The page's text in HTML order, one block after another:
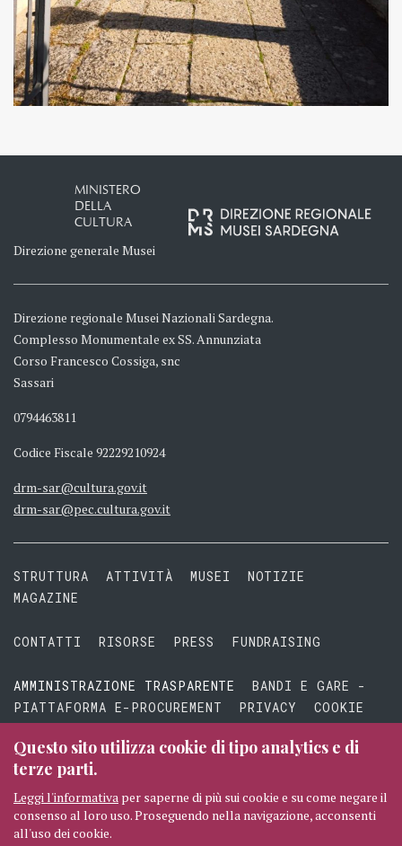
MINISTERO
DELLA
CULTURA
Direzione generale Musei
Direzione regionale Musei Nazionali Sardegna.
Complesso Monumentale ex SS. Annunziata
Corso Francesco Cossiga, snc
Sassari
0794463811
Codice Fiscale 92229210924
drm-sar@cultura.gov.it
drm-sar@pec.cultura.gov.it
STRUTTURA ATTIVITÀ MUSEI
NOTIZIE
MAGAZINE
CONTATTI RISORSE PRESS FUNDRAISING
AMMINISTRAZIONE TRASPARENTE
BANDI E GARE -
PIATTAFORMA E-PROCUREMENT
PRIVACY
COOKIE
© 2026 MIBAC TUTTI I DIRITTI RISERVATI CREDITI
Questo sito utilizza cookie di tipo analytics e di
terze parti.
Leggi l'informativa per saperne di più sui cookie e su come negare il
consenso al loro uso. Proseguendo nella navigazione, acconsenti
all'uso dei cookie.